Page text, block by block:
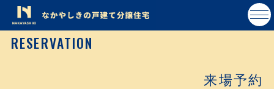
RESERVATION
来場予約